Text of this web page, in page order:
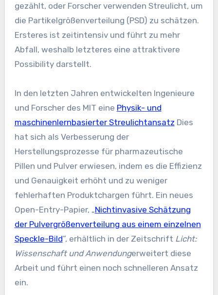
gezählt, oder Forscher verwenden Streulicht, um
die Partikelgrößenverteilung (PSD) zu schätzen.
Ersteres ist zeitintensiv und führt zu mehr
Abfall, weshalb letzteres eine attraktivere
Possibility darstellt.
In den letzten Jahren entwickelten Ingenieure
und Forscher des MIT eine Physik- und
maschinenlernbasierter Streulichtansatz Dies
hat sich als Verbesserung der
Herstellungsprozesse für pharmazeutische
Pillen und Pulver erwiesen, indem es die Effizienz
und Genauigkeit erhöht und zu weniger
fehlerhaften Produktchargen führt. Ein neues
Open-Entry-Papier, „Nichtinvasive Schätzung
der Pulvergrößenverteilung aus einem einzelnen
Speckle-Bild”, erhältlich in der Zeitschrift Licht:
Wissenschaft und Anwendungerweitert diese
Arbeit und führt einen noch schnelleren Ansatz
ein.